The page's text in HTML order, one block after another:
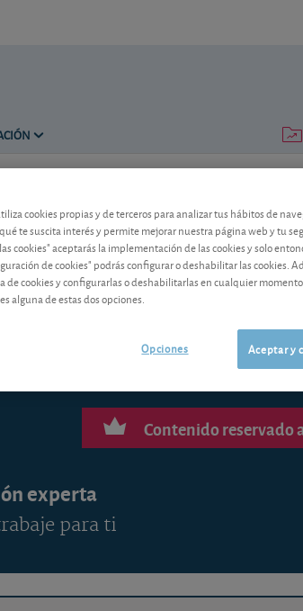
de lectura: 4 min.
Panorama: el
Mientras la zona
los EE.UU. se
Contenido reservado
experta
para ti
cookies propias y de terceros para analizar tus hábitos de
te suscita interés y permite mejorar nuestra página web y tu
cookies" aceptarás la implementación de las cookies y solo
de cookies" podrás configurar o deshabilitar las cookies.
de cookies y configurarlas o deshabilitarlas en cualquier
alguna de estas dos opciones.
Aceptar y
Opciones